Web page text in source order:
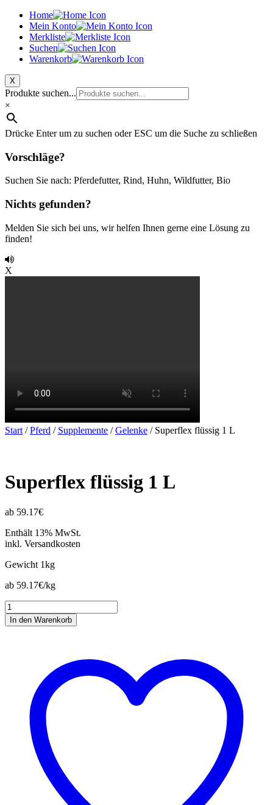
Home
Mein Konto
Merkliste
Suchen
Warenkorb
X
Produkte suchen...
×
Drücke Enter um zu suchen oder ESC um die Suche zu schließen
Vorschläge?
Suchen Sie nach: Pferdefutter, Rind, Huhn, Wildfutter, Bio
Nichts gefunden?
Melden Sie sich bei uns, wir helfen Ihnen gerne eine Lösung zu
finden!
X
Start /Pferd / Supplemente /Gelenke / Superflex flüssig 1 L
Superflex flüssig 1 L
ab 59.17€
Enthält 13% MwSt.
inkl. Versandkosten
Gewicht 1kg
ab 59.17€/kg
Superflex
flüssig
1
In den Warenkorb